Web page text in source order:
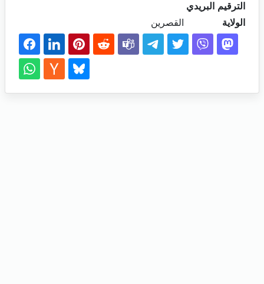
الترقيم البريدي
الولاية
القصرين